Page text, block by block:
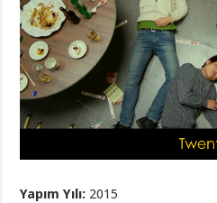
Yapım Yılı: 2015